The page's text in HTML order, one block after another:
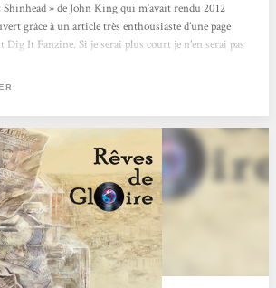
» de John King qui m’avait rendu 2012
grâce à un article très enthousiaste d’une page
Dig It Fanzine. Si je serai plus court je n’en serai pas
sûr tellement plus que ça) où,...